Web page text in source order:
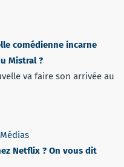
comédienne incarne
Mistral ?
va faire son arrivée au
Médias
Netflix ? On vous dit